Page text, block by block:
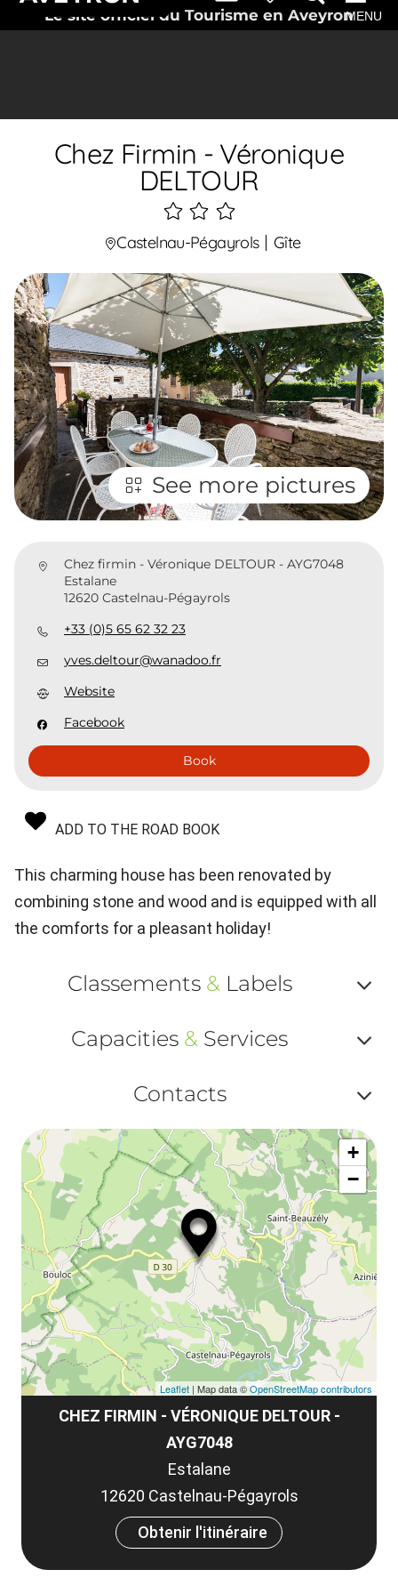
Le site officiel du Tourisme en AveyronMENU
Chez Firmin - Véronique
DELTOUR
3
étoiles
Castelnau-Pégayrols Gîte
See more pictures
Chez firmin - Véronique DELTOUR - AYG7048
Estalane
12620 Castelnau-Pégayrols
+33 (0)5 65 62 32 23
yves.deltour@wanadoo.fr
Website
Facebook
Book
ADD TO THE ROAD BOOK
This charming house has been renovated by
combining stone and wood and is equipped with all
the comforts for a pleasant holiday!
Classements & Labels
ou
Capacities & Services
ou
Contacts
ou
CHEZ FIRMIN - VÉRONIQUE DELTOUR -
AYG7048
Estalane
12620 Castelnau-Pégayrols
Obtenir l'itinéraire
+
−
Leaflet | Map data ©OpenStreetMap contributors